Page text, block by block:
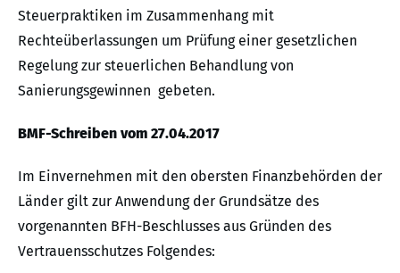
Steuerpraktiken im Zusammenhang mit
Rechteüberlassungen um Prüfung einer gesetzlichen
Regelung zur steuerlichen Behandlung von
Sanierungsgewinnen gebeten.
BMF-Schreiben vom 27.04.2017
Im Einvernehmen mit den obersten Finanzbehörden der
Länder gilt zur Anwendung der Grundsätze des
vorgenannten BFH-Beschlusses aus Gründen des
Vertrauensschutzes Folgendes: